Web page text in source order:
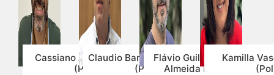
Cassiano Augusto Isler
(Poli)
Claudio Barbieri da Cunha
(Poli)
Flávio Guilherme Vaz de
Almeida Filho (Poli)
Kamilla